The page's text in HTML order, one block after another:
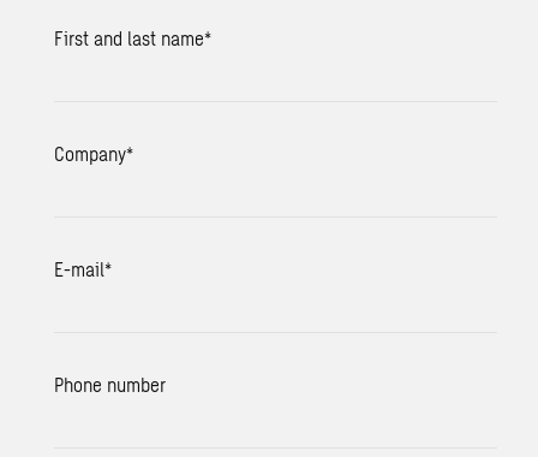
First and last name*
Company*
E-mail*
Phone number